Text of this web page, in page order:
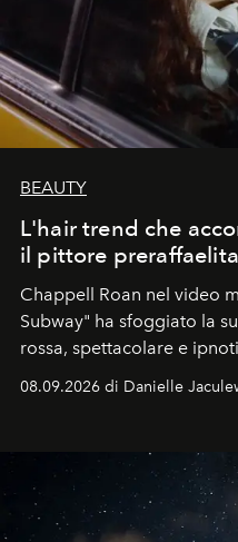
BEAUTY
L'hair trend che
il pittore
Chappell Roan nel video
Subway" ha sfoggiato la
rossa, spettacolare e
dell'autunno?
08.09.2026 di Danielle